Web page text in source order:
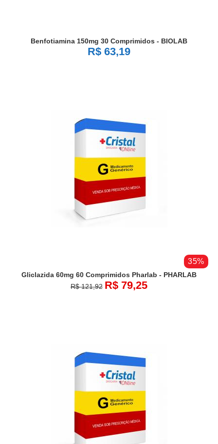
Benfotiamina 150mg 30 Comprimidos - BIOLAB
R$ 63,19
35%
Gliclazida 60mg 60 Comprimidos Pharlab - PHARLAB
R$ 121,92 R$ 79,25